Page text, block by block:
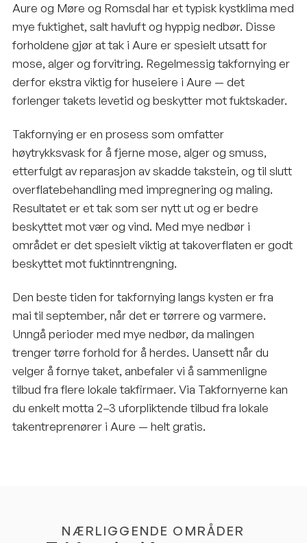
Aure og Møre og Romsdal har et typisk kystklima med
mye fuktighet, salt havluft og hyppig nedbør. Disse
forholdene gjør at tak i Aure er spesielt utsatt for
mose, alger og forvitring. Regelmessig takfornying er
derfor ekstra viktig for huseiere i Aure — det
forlenger takets levetid og beskytter mot fuktskader.
Takfornying er en prosess som omfatter
høytrykksvask for å fjerne mose, alger og smuss,
etterfulgt av reparasjon av skadde takstein, og til slutt
overflatebehandling med impregnering og maling.
Resultatet er et tak som ser nytt ut og er bedre
beskyttet mot vær og vind. Med mye nedbør i
området er det spesielt viktig at takoverflaten er godt
beskyttet mot fuktinntrengning.
Den beste tiden for takfornying langs kysten er fra
mai til september, når det er tørrere og varmere.
Unngå perioder med mye nedbør, da malingen
trenger tørre forhold for å herdes. Uansett når du
velger å fornye taket, anbefaler vi å sammenligne
tilbud fra flere lokale takfirmaer. Via Takfornyerne kan
du enkelt motta 2–3 uforpliktende tilbud fra lokale
takentreprenører i Aure — helt gratis.
NÆRLIGGENDE OMRÅDER